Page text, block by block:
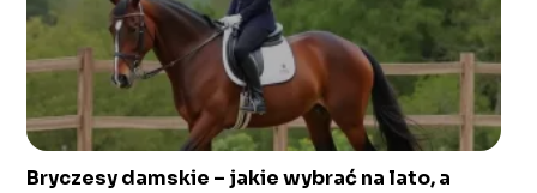
Bryczesy damskie – jakie wybrać na lato, a